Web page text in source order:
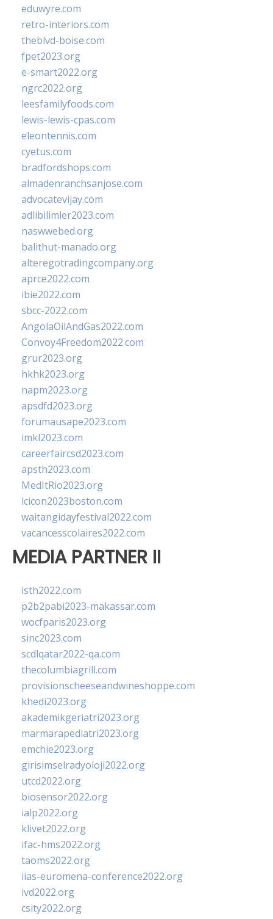
eduwyre.com
retro-interiors.com
theblvd-boise.com
fpet2023.org
e-smart2022.org
ngrc2022.org
leesfamilyfoods.com
lewis-lewis-cpas.com
eleontennis.com
cyetus.com
bradfordshops.com
almadenranchsanjose.com
advocatevijay.com
adlibilimler2023.com
naswwebed.org
balithut-manado.org
alteregotradingcompany.org
aprce2022.com
ibie2022.com
sbcc-2022.com
AngolaOilAndGas2022.com
Convoy4Freedom2022.com
grur2023.org
hkhk2023.org
napm2023.org
apsdfd2023.org
forumausape2023.com
imkl2023.com
careerfaircsd2023.com
apsth2023.com
MedItRio2023.org
lcicon2023boston.com
waitangidayfestival2022.com
vacancesscolaires2022.com
MEDIA PARTNER II
isth2022.com
p2b2pabi2023-makassar.com
wocfparis2023.org
sinc2023.com
scdlqatar2022-qa.com
thecolumbiagrill.com
provisionscheeseandwineshoppe.com
khedi2023.org
akademikgeriatri2023.org
marmarapediatri2023.org
emchie2023.org
girisimselradyoloji2022.org
utcd2022.org
biosensor2022.org
ialp2022.org
klivet2022.org
ifac-hms2022.org
taoms2022.org
iias-euromena-conference2022.org
ivd2022.org
csity2022.org